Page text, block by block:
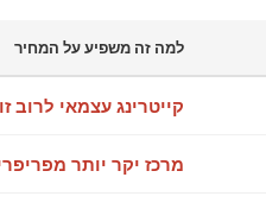
למה זה משפיע על המחיר
קייטרינג עצמאי לרוב
מרכז יקר יותר